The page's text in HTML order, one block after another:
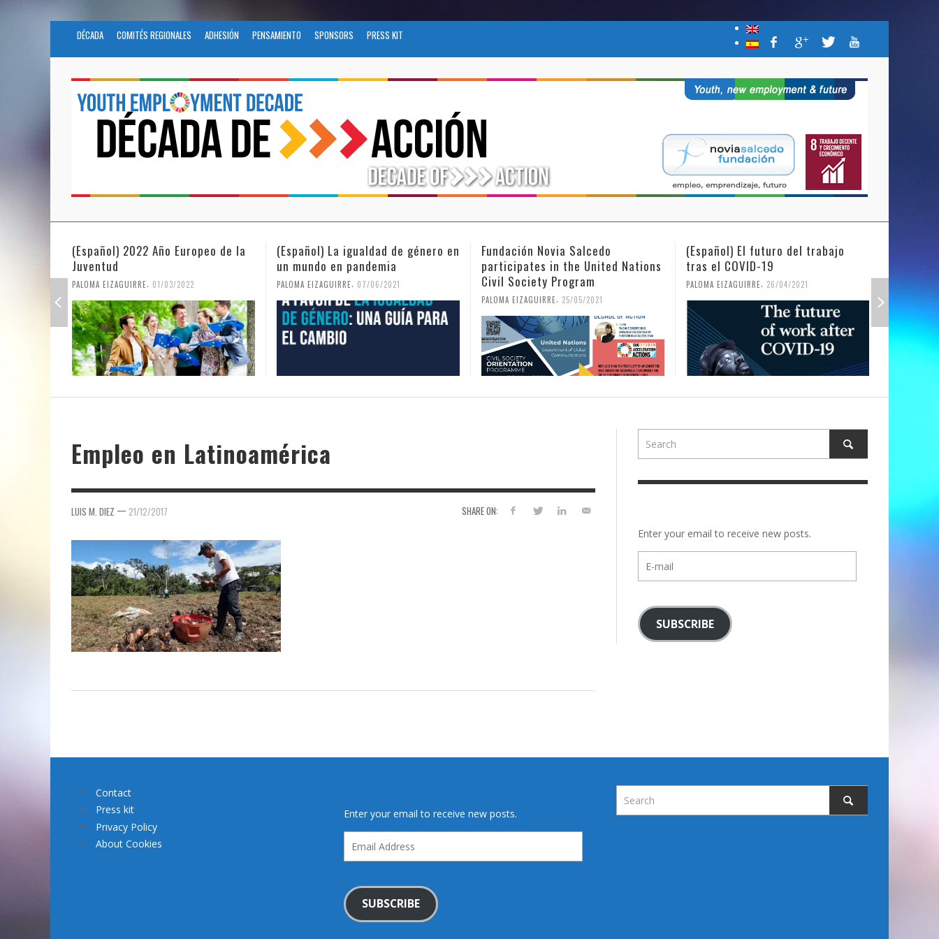
DÉCADA COMITÉS REGIONALES ADHESIÓN PENSAMIENTO SPONSORS PRESS KIT
(Español) 2022 Año Europeo de la
Juventud
PALOMA EIZAGUIRRE 01/03/2022
(Español) La igualdad de género en
un mundo en pandemia
PALOMA EIZAGUIRRE 07/06/2021
Fundación Novia Salcedo
participates in the United Nations
Civil Society Program
PALOMA EIZAGUIRRE 25/05/2021
(Español) El futuro del trabajo
tras el COVID-19
PALOMA EIZAGUIRRE 26/04/2021
Empleo en Latinoamérica
SHARE ON:
LUIS M. DIEZ — 21/12/2017
Enter your email to receive new posts.
mail
SUBSCRIBE
Contact
Press kit
Privacy Policy
About Cookies
Enter your email to receive new posts.
Address
SUBSCRIBE